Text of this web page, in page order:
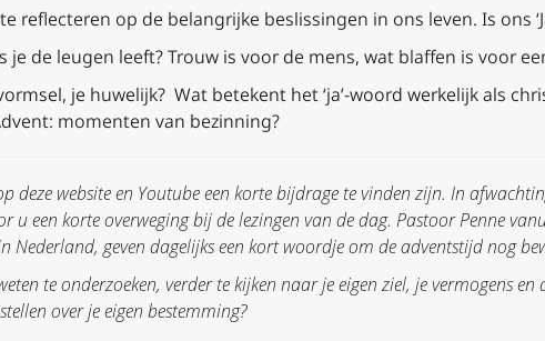
reflecteren op de belangrijke beslissingen in ons leven. Is ons
je de leugen leeft? Trouw is voor de mens, wat blaffen is voor
je huwelijk? Wat betekent het ‘ja’-woord werkelijk als
momenten van bezinning?
deze website en Youtube een korte bijdrage te vinden zijn. In
u een korte overweging bij de lezingen van de dag. Pastoor Penne
Nederland, geven dagelijks een kort woordje om de adventstijd nog
te onderzoeken, verder te kijken naar je eigen ziel, je vermogens en
over je eigen bestemming?